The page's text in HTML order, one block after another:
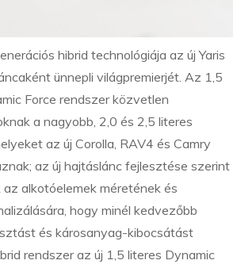
hibrid technológiája az új Yaris
ünnepli világpremierjét. Az 1,5
Force rendszer közvetlen
a nagyobb, 2,0 és 2,5 literes
az új Corolla, RAV4 és Camry
az új hajtáslánc fejlesztése szerint
alkotóelemek méretének és
hogy minél kedvezőbb
és károsanyag-kibocsátást
rendszer az új 1,5 literes Dynamic